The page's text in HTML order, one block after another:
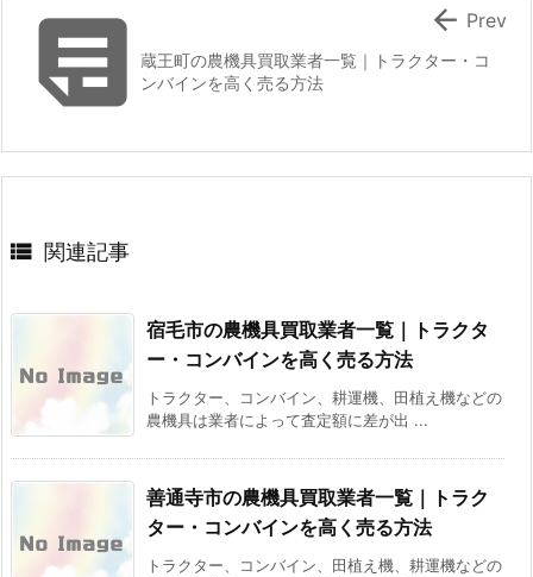
蔵王町の農機具買取業者一覧｜トラクター・コ
ンバインを高く売る方法
 Prev
 関連記事
宿毛市の農機具買取業者一覧｜トラクタ
ー・コンバインを高く売る方法
トラクター、コンバイン、耕運機、田植え機などの
農機具は業者によって査定額に差が出 ...
善通寺市の農機具買取業者一覧｜トラク
ター・コンバインを高く売る方法
トラクター、コンバイン、田植え機、耕運機などの